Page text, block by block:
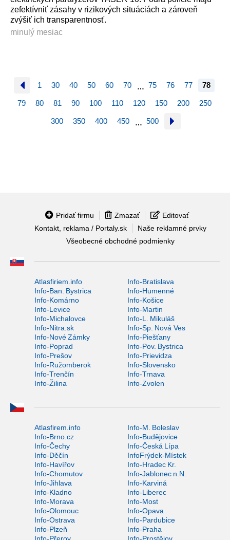
zefektívniť zásahy v rizikových situáciách a zároveň
zvýšiť ich transparentnosť.
minulý mesiac
1 30 40 50 60 70 … 75 76 77 78
79 80 81 90 100 110 120 150 200 250
300 350 400 450 … 500
Pridať firmu Zmazať
Editovať
Kontakt, reklama / Portaly.sk
Naše reklamné prvky
Všeobecné obchodné podmienky
Atlasfiriem.info
Info-Bratislava
Info-Ban. Bystrica
Info-Humenné
Info-Komárno
Info-Košice
Info-Levice
Info-Martin
Info-Michalovce
Info-L. Mikuláš
Info-Nitra.sk
Info-Sp. Nová Ves
Info-Nové Zámky
Info-Piešťany
Info-Poprad
Info-Pov. Bystrica
Info-Prešov
Info-Prievidza
Info-Ružomberok
Info-Slovensko
Info-Trenčín
Info-Trnava
Info-Žilina
Info-Zvolen
Atlasfirem.info
Info-M. Boleslav
Info-Brno.cz
Info-Budějovice
Info-Čechy
Info-Česká Lípa
Info-Děčín
InfoFrýdek-Místek
Info-Havířov
Info-Hradec Kr.
Info-Chomutov
Info-Jablonec n.N.
Info-Jihlava
Info-Karviná
Info-Kladno
Info-Liberec
Info-Morava
Info-Most
Info-Olomouc
Info-Opava
Info-Ostrava
Info-Pardubice
Info-Plzeň
Info-Praha
Info-Přerov
Info-Prostějov